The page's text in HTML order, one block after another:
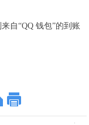
自“QQ 钱包”的到账